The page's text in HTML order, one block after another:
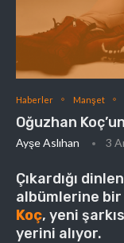
Haberler Manşet
Oğuzhan
Ayşe Aslıhan 3
Çıkardığı
albümlerine
Koç, yeni
yerini alıyor.